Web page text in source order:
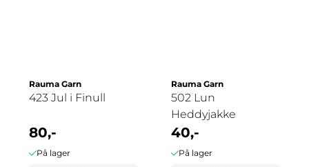
Rauma Garn
423 Jul i Finull
80,-
På lager
Rauma Garn
502 Lun
Heddyjakke
40,-
På lager